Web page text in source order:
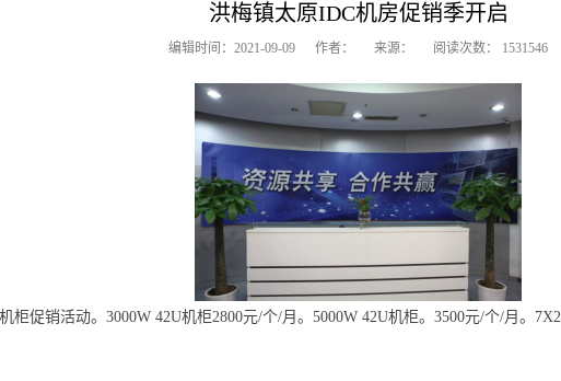
洪梅镇太原IDC机房促销季开启
编辑时间：2021-09-09 作者： 来源： 阅读次数： 1531546
柜促销活动。3000W 42U机柜2800元/个/月。5000W 42U机柜。3500元/个/月。